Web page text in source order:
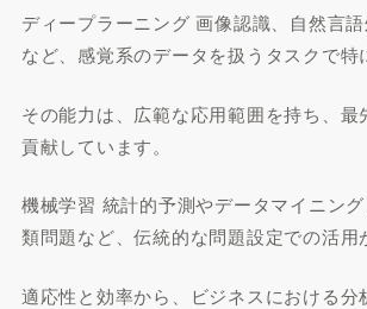
ディープラーニング 画像認識、自然言
など、感覚系のデータを扱うタスクで特
その能力は、広範な応用範囲を持ち、最
貢献しています。
機械学習 統計的予測やデータマイニン
類問題など、伝統的な問題設定での活用
適応性と効率から、ビジネスにおける分